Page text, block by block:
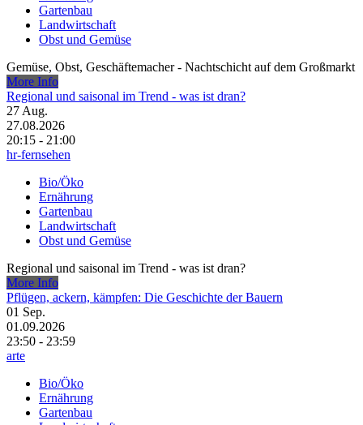
Gartenbau
Landwirtschaft
Obst und Gemüse
Gemüse, Obst, Geschäftemacher - Nachtschicht auf dem Großmarkt
More Info
Regional und saisonal im Trend - was ist dran?
27 Aug.
27.08.2026
20:15 - 21:00
hr-fernsehen
Bio/Öko
Ernährung
Gartenbau
Landwirtschaft
Obst und Gemüse
Regional und saisonal im Trend - was ist dran?
More Info
Pflügen, ackern, kämpfen: Die Geschichte der Bauern
01 Sep.
01.09.2026
23:50 - 23:59
arte
Bio/Öko
Ernährung
Gartenbau